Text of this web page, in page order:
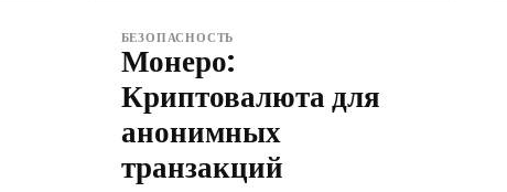
БЕЗОПАСНОСТЬ
Монеро:
Криптовалюта для
анонимных
транзакций